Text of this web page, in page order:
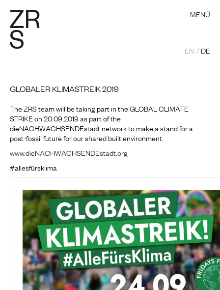
MENÜ
EN DE
GLOBALER KLIMASTREIK 2019
The ZRS team will be taking part in the GLOBAL CLIMATE
STRIKE on 20.09.2019 as part of the
dieNACHWACHSENDEstadt network to make a stand for a
post-fossil future for our shared built environment.
www.dieNACHWACHSENDEstadt.org
#allesfürsklima